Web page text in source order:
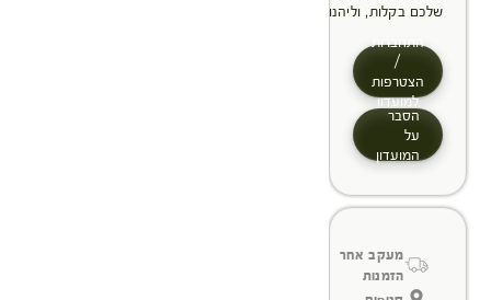
שלכם בקלות, וליהנות מתהליך תשלום מהיר יותר
התחברות
/
הצטרפות
למועדון
הסבר
על
המועדון
מעקב אחר
הזמנות